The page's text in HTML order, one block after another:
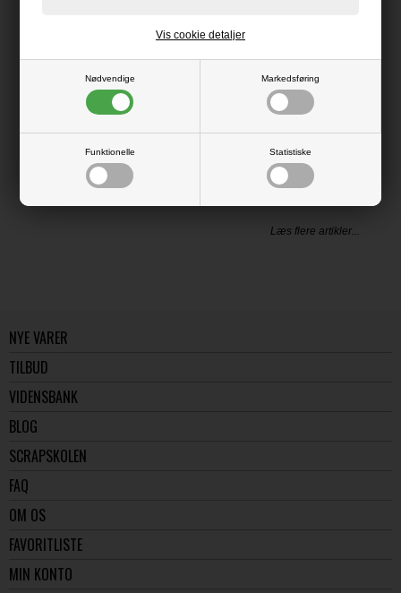
Nødvendige Markedsføring
Funktionelle Statistiske
Vis cookie detaljer
Me & My Big Ideas
Tilbehør til Happy Planner
LÆS OG BLIV INSPIRERET
Læs flere artikler...
NYE VARER
TILBUD
VIDENSBANK
BLOG
SCRAPSKOLEN
FAQ
OM OS
FAVORITLISTE
MIN KONTO